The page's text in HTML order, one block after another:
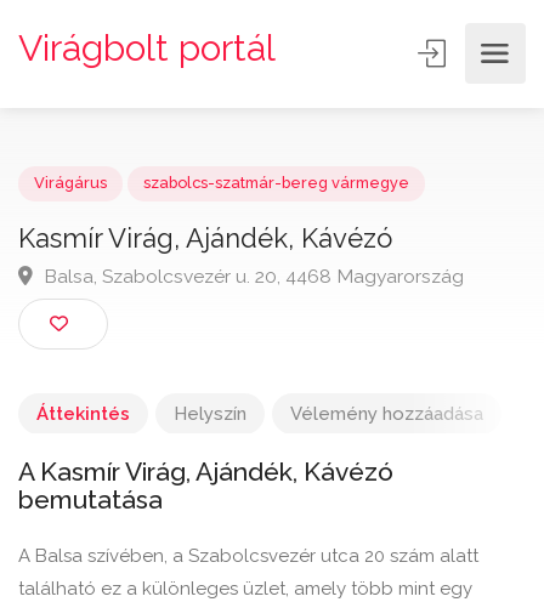
Virágbolt portál
Kasmír Virág, Ajándék, Kávézó
Balsa, Szabolcsvezér u. 20, 4468 Magyarország
Áttekintés Helyszín Vélemény hozzáadása
A Kasmír Virág, Ajándék, Kávézó
bemutatása
A Balsa szívében, a Szabolcsvezér utca 20 szám alatt
található ez a különleges üzlet, amely több mint egy